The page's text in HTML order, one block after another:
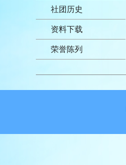
社团历史
资料下载
荣誉陈列